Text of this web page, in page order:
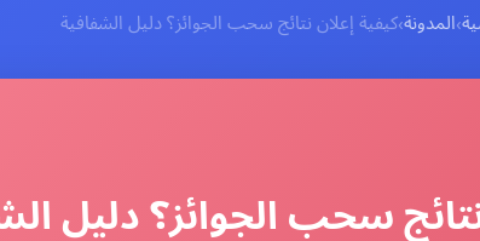
›المدونة›كيفية إعلان نتائج سحب الجوائز؟ دليل الشفافية
سحب الجوائز؟ دليل